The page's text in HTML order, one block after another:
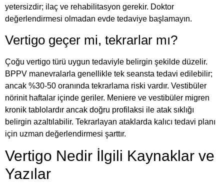
yetersizdir; ilaç ve rehabilitasyon gerekir. Doktor
değerlendirmesi olmadan evde tedaviye başlamayın.
Vertigo geçer mi, tekrarlar mı?
Çoğu vertigo türü uygun tedaviyle belirgin şekilde düzelir.
BPPV manevralarla genellikle tek seansta tedavi edilebilir;
ancak %30-50 oranında tekrarlama riski vardır. Vestibüler
nörinit haftalar içinde geriler. Meniere ve vestibüler migren
kronik tablolardır ancak doğru profilaksi ile atak sıklığı
belirgin azaltılabilir. Tekrarlayan ataklarda kalıcı tedavi planı
için uzman değerlendirmesi şarttır.
Vertigo Nedir İlgili Kaynaklar ve
Yazılar